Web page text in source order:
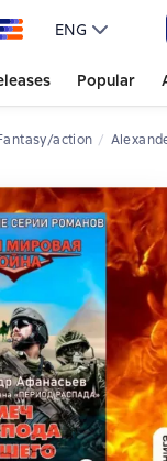
ENG
Popular
Fantasy/action